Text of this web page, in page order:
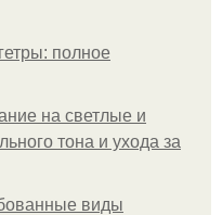
полное
на светлые и
тона и ухода за
виды